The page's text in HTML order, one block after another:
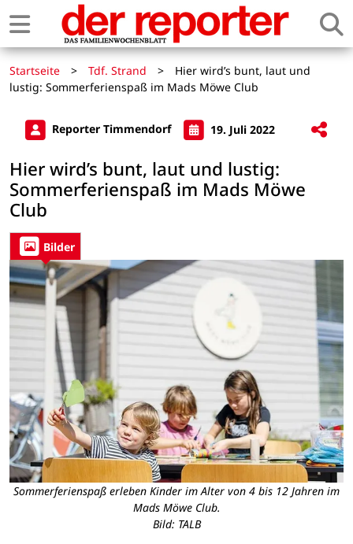
Startseite > Tdf. Strand >
Hier wird’s bunt, laut und
lustig: Sommerferienspaß im Mads Möwe Club
Reporter Timmendorf 19. Juli 2022
Hier wird’s bunt, laut und lustig:
Sommerferienspaß im Mads Möwe
Club
Bilder
Sommerferienspaß erleben Kinder im Alter von 4 bis 12 Jahren im
Mads Möwe Club.
Bild: TALB